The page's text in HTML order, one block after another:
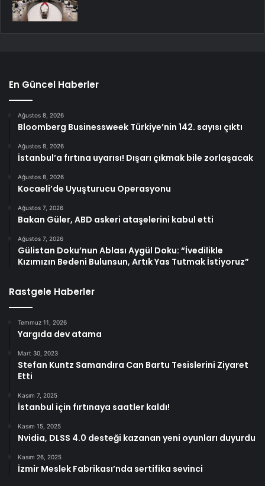
En Güncel Haberler
Ağustos 8, 2026
Bloomberg Businessweek Türkiye’nin 142. sayısı çıktı
Ağustos 8, 2026
İstanbul’a fırtına uyarısı! Dışarı çıkmak bile zorlaşacak
Ağustos 8, 2026
Kocaeli’de Uyuşturucu Operasyonu
Ağustos 7, 2026
Bakan Güler, ABD askeri ataşelerini kabul etti
Ağustos 7, 2026
Gülistan Doku’nun Ablası Aygül Doku: “İvedilikle
Kızımızın Bedeni Bulunsun, Artık Yas Tutmak İstiyoruz”
Rastgele Haberler
Temmuz 11, 2026
Yargıda dev atama
Mart 30, 2023
Stefan Kuntz Samandıra Can Bartu Tesislerini Ziyaret
Etti
Kasım 7, 2025
İstanbul için fırtınaya saatler kaldı!
Kasım 15, 2025
Nvidia, DLSS 4.0 desteği kazanan yeni oyunları duyurdu
Kasım 26, 2025
İzmir Meslek Fabrikası’nda sertifika sevinci